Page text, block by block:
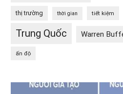
thị trường thời gian tiết kiệm
Trung Quốc Warren
ấn độ